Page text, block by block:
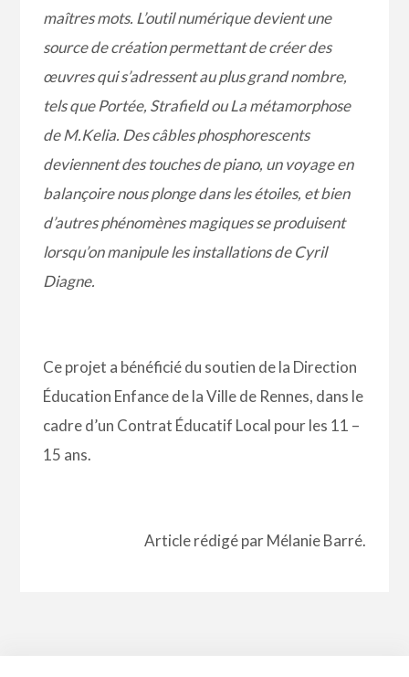
maîtres mots. L’outil numérique devient une
source de création permettant de créer des
œuvres qui s’adressent au plus grand nombre,
tels que Portée, Strafield ou La métamorphose
de M.Kelia. Des câbles phosphorescents
deviennent des touches de piano, un voyage en
balançoire nous plonge dans les étoiles, et bien
d’autres phénomènes magiques se produisent
lorsqu’on manipule les installations de Cyril
Diagne.
Ce projet a bénéficié du soutien de la Direction
Éducation Enfance de la Ville de Rennes, dans le
cadre d’un Contrat Éducatif Local pour les 11 –
15 ans.
Article rédigé par Mélanie Barré.